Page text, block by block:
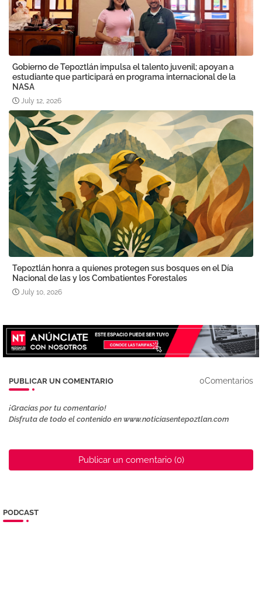
Gobierno de Tepoztlán impulsa el talento juvenil; apoyan a
estudiante que participará en programa internacional de la
NASA
July 12, 2026
Tepoztlán honra a quienes protegen sus bosques en el Día
Nacional de las y los Combatientes Forestales
July 10, 2026
PUBLICAR UN COMENTARIO 0Comentarios
¡Gracias por tu comentario!
Disfruta de todo el contenido en www.noticiasentepoztlan.com
Publicar un comentario (0)
PODCAST